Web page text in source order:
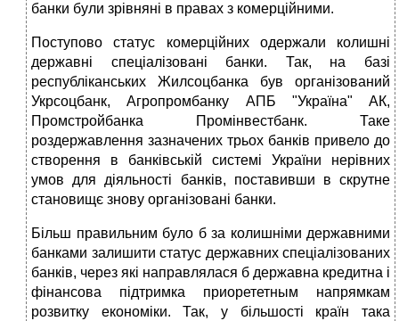
банки були зрівняні в правах з комерційними.
Поступово статус комерційних одержали колишні
державні спеціалізовані банки. Так, на базі
республіканських Жилсоцбанка був організований
Укрсоцбанк, Агропромбанку АПБ "Україна" АК,
Промстройбанка Промінвестбанк. Таке
роздержавлення зазначених трьох банків привело до
створення в банківській системі України нерівних
умов для діяльності банків, поставивши в скрутне
становищє знову організовані банки.
Більш правильним було б за колишніми державними
банками залишити статус державних спеціалізованих
банків, через які направлялася б державна кредитна і
фінансова підтримка приорететным напрямкам
розвитку економіки. Так, у більшості країн така